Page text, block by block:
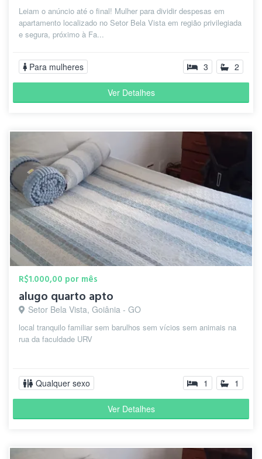
Leiam o anúncio até o final! Mulher para dividir despesas em
apartamento localizado no Setor Bela Vista em região privilegiada
e segura, próximo à Fa...
Para mulheres 3 2
Ver Detalhes
R$1.000,00 por mês
alugo quarto apto
Setor Bela Vista, Goiânia - GO
local tranquilo familiar sem barulhos sem vícios sem animais na
rua da faculdade URV
Qualquer sexo 1 1
Ver Detalhes